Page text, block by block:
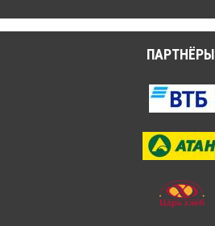
ПАРТНЁРЫ